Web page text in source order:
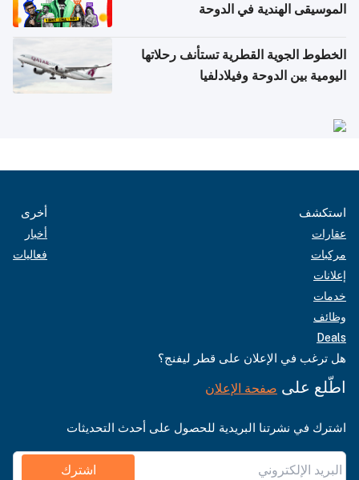
الموسيقى الهندية في الدوحة
الخطوط الجوية القطرية تستأنف رحلاتها
اليومية بين الدوحة وفيلادلفيا
استكشف
عقارات
مركبات
إعلانات
خدمات
وظائف
Deals
أخرى
أخبار
فعاليات
هل ترغب في الإعلان على قطر ليفنج؟
اطّلع على صفحة الإعلان
اشترك في نشرتنا البريدية للحصول على أحدث التحديثات
اشترك